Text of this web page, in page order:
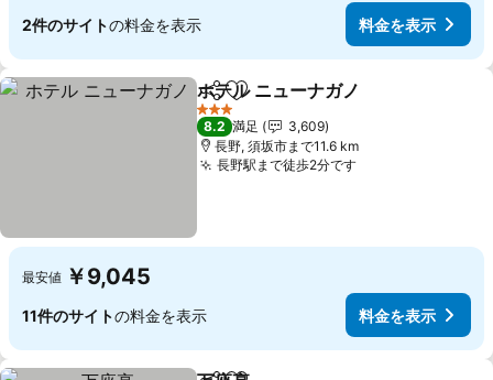
2件のサイトの料金を表示 料金を表示
シェアお気に入りに追加
ホテル ニューナガノ
3 ホテルのランク
8.2 満足
3,609
長野, 須坂市まで11.6 km
長野駅まで徒歩2分です料金を表示
最安値 ￥9,045
11件のサイトの料金を表示 料金を表示